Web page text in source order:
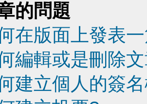
的問題
在版面上發表
編輯或是刪除
建立個人的簽